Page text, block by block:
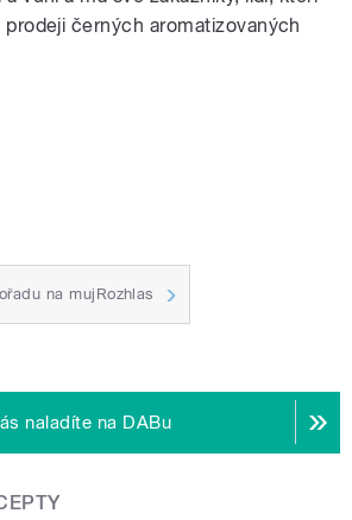
prodeji černých aromatizovaných
na mujRozhlas
naladíte na DABu